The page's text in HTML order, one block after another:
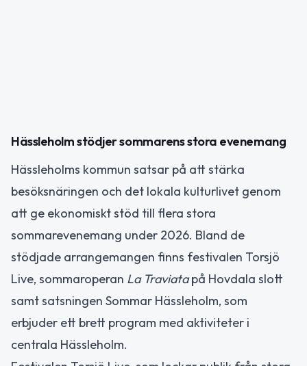
Hässleholm stödjer sommarens stora evenemang
Hässleholms kommun satsar på att stärka
besöksnäringen och det lokala kulturlivet genom
att ge ekonomiskt stöd till flera stora
sommarevenemang under 2026. Bland de
stödjade arrangemangen finns festivalen Torsjö
Live, sommaroperan La Traviatapå Hovdala slott
samt satsningen Sommar Hässleholm, som
erbjuder ett brett program med aktiviteter i
centrala Hässleholm.